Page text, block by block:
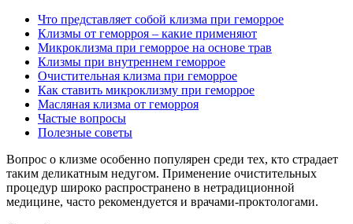
Что представляет собой клизма при геморрое
Клизмы от геморроя – какие применяют
Микроклизма при геморрое на основе трав
Клизмы при внутреннем геморрое
Очистительная клизма при геморрое
Как ставить микроклизму при геморрое
Масляная клизма от геморроя
Частые вопросы
Полезные советы
Вопрос о клизме особенно популярен среди тех, кто страдает
таким деликатным недугом. Применение очистительных
процедур широко распространено в нетрадиционной
медицине, часто рекомендуется и врачами-проктологами.